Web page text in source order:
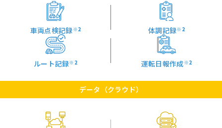
車両点検記録※2 体調記録※2
ルート記録※2 運転日報作成※2
データ（クラウド）